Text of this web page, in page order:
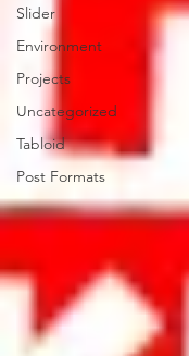
Slider
Environment
Projects
Uncategorized
Tabloid
Post Formats